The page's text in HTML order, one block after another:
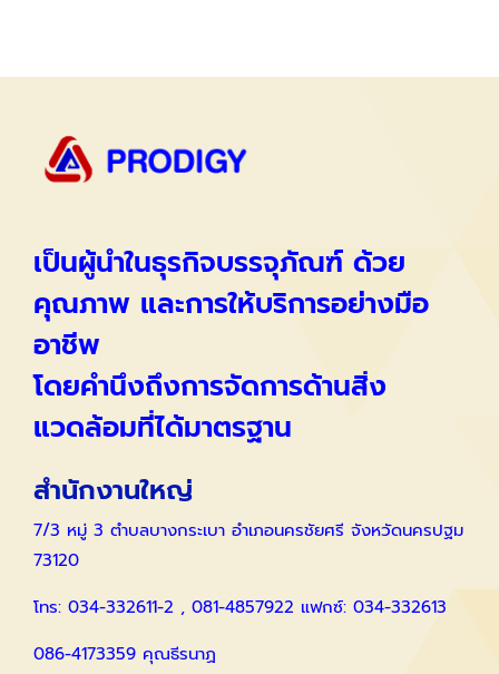
เป็นผู้นำในธุรกิจบรรจุภัณฑ์ ด้วย
คุณภาพ และการให้บริการอย่างมือ
อาชีพ
โดยคำนึงถึงการจัดการด้านสิ่ง
แวดล้อมที่ได้มาตรฐาน
สำนักงานใหญ่
7/3 หมู่ 3 ตำบลบางกระเบา อำเภอนครชัยศรี จังหวัดนครปฐม
73120
โทร: 034-332611-2 , 081-4857922 แฟกซ์: 034-332613
086-4173359 คุณธีรนาฏ